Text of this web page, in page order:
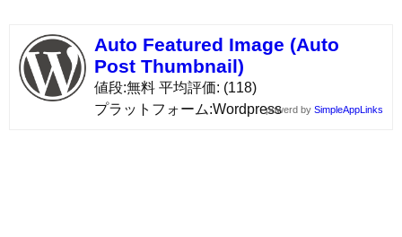
Auto Featured Image (Auto
Post Thumbnail)
値段 無料 平均評価 (118)
プラットフォーム Wordpresspowerd by SimpleAppLinks